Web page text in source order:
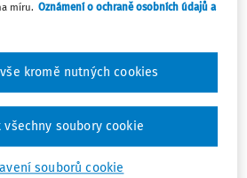
zabezpečení vydala novou
pravidla důchodového a
Reaguje tak na rostoucí počet
míru. Oznámení o ochraně osobních údajů a
souborů cookie
kromě nutných cookies
všechny soubory cookie